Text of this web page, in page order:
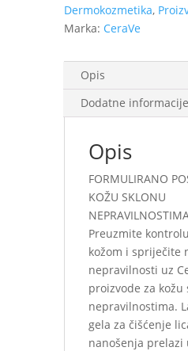
Dermokozmetika,
Marka: CeraVe
Opis
Dodatne informacije
Opis
FORMULIRANO
KOŽU SKLONU
Preuzmite
kožom i spriječite
nepravilnosti uz
proizvode za kožu
nepravilnostima.
gela za čišćenje
nanošenja